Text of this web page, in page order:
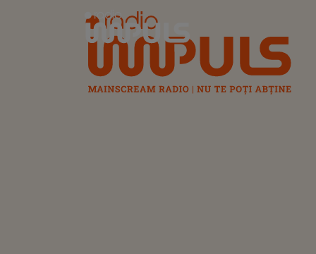
Radio Impuls